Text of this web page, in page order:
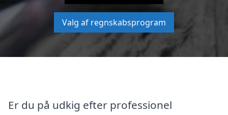
Valg af regnskabsprogram
Er du på udkig efter professionel